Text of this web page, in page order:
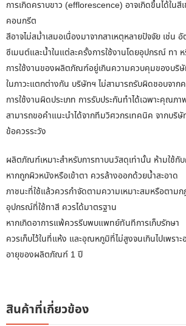
การเกิดคราบขาว (efflorescence) อาจเกิดขึ้นได้ในสี
คอนกรีต
สีอาจไม่สม่ำเสมอเนื่องมาจากสาเหตุหลายปัจจัย เช่น
ซีเมนต์และน้ำในแต่ละครั้งการใช้งานโดยอุปกรณ์ ทา
การใช้งานของผลิตภัณฑ์อยู่เกินความควบคุมของบริษั
ในภาวะแตกต่างกัน บริษัทฯ ไม่สามารถรับผิดชอบจาก
การใช้งานผิดประเภท การรับประกันทำได้เฉพาะคุณภ
สามารถขอคำแนะนำได้จากทีมวิศวกรเทคนิค จากบริษั
ข้อควรระวัง
ผลิตภัณฑ์เหมาะสำหรับการทาบนวัสดุเท่านั้น ห้ามใช้กั
หากถูกผิวหนังหรือเข้าตา ควรล้างออกด้วยน้ำสะอาด
ภาชนะที่ใช้แล้วควรกำจัดตามความเหมาะสมหรือตาม
อุปกรณ์ที่ใช้ทาสี ควรได้มาตรฐาน
หากเกิดอาการแพ้ควรรีบพบแพทย์ทันทีการเก็บรักษา
ควรเก็บไว้ในที่แห้ง และอุณหภูมิที่ไม่สูงจนเกินไปเพรา
อายุของผลิตภัณฑ์ 1 ปี
สินค้าที่เกี่ยวข้อง